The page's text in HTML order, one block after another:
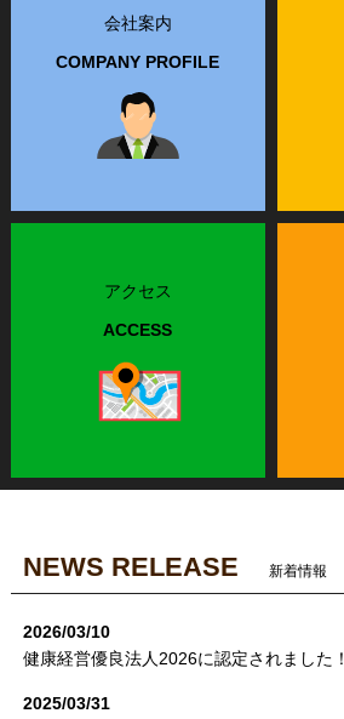
会社案内
COMPANY PROFILE
アクセス
ACCESS
NEWS RELEASE 新着情報
2026/03/10
健康経営優良法人2026に認定されました！
2025/03/31